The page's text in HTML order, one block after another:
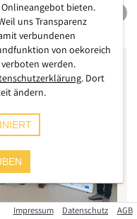
Impressum Datenschutz AGB
bieten.
uns Transparenz
verbundenen
von oekoreich
werden.
. Dort
ändern.